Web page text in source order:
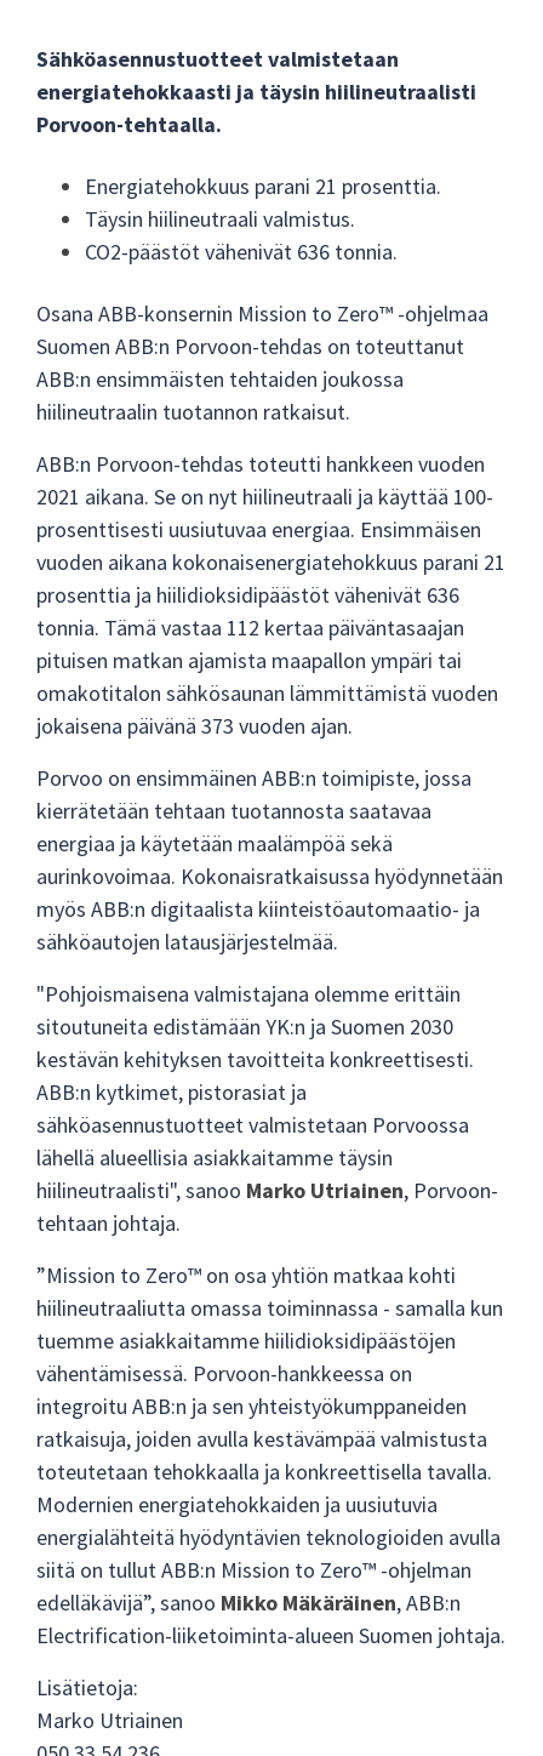
Sähköasennustuotteet valmistetaan
energiatehokkaasti ja täysin hiilineutraalisti
Porvoon-tehtaalla.
Energiatehokkuus parani 21 prosenttia.
Täysin hiilineutraali valmistus.
CO2-päästöt vähenivät 636 tonnia.
Osana ABB-konsernin Mission to Zero™ -ohjelmaa
Suomen ABB:n Porvoon-tehdas on toteuttanut
ABB:n ensimmäisten tehtaiden joukossa
hiilineutraalin tuotannon ratkaisut.
ABB:n Porvoon-tehdas toteutti hankkeen vuoden
2021 aikana. Se on nyt hiilineutraali ja käyttää 100-
prosenttisesti uusiutuvaa energiaa. Ensimmäisen
vuoden aikana kokonaisenergiatehokkuus parani 21
prosenttia ja hiilidioksidipäästöt vähenivät 636
tonnia. Tämä vastaa 112 kertaa päiväntasaajan
pituisen matkan ajamista maapallon ympäri tai
omakotitalon sähkösaunan lämmittämistä vuoden
jokaisena päivänä 373 vuoden ajan.
Porvoo on ensimmäinen ABB:n toimipiste, jossa
kierrätetään tehtaan tuotannosta saatavaa
energiaa ja käytetään maalämpöä sekä
aurinkovoimaa. Kokonaisratkaisussa hyödynnetään
myös ABB:n digitaalista kiinteistöautomaatio- ja
sähköautojen latausjärjestelmää.
"Pohjoismaisena valmistajana olemme erittäin
sitoutuneita edistämään YK:n ja Suomen 2030
kestävän kehityksen tavoitteita konkreettisesti.
ABB:n kytkimet, pistorasiat ja
sähköasennustuotteet valmistetaan Porvoossa
lähellä alueellisia asiakkaitamme täysin
hiilineutraalisti", sanoo Marko Utriainen, Porvoon-
tehtaan johtaja.
”Mission to Zero™ on osa yhtiön matkaa kohti
hiilineutraaliutta omassa toiminnassa - samalla kun
tuemme asiakkaitamme hiilidioksidipäästöjen
vähentämisessä. Porvoon-hankkeessa on
integroitu ABB:n ja sen yhteistyökumppaneiden
ratkaisuja, joiden avulla kestävämpää valmistusta
toteutetaan tehokkaalla ja konkreettisella tavalla.
Modernien energiatehokkaiden ja uusiutuvia
energialähteitä hyödyntävien teknologioiden avulla
siitä on tullut ABB:n Mission to Zero™ -ohjelman
edelläkävijä”, sanoo Mikko Mäkäräinen, ABB:n
Electrification-liiketoiminta-alueen Suomen johtaja.
Lisätietoja:
Marko Utriainen